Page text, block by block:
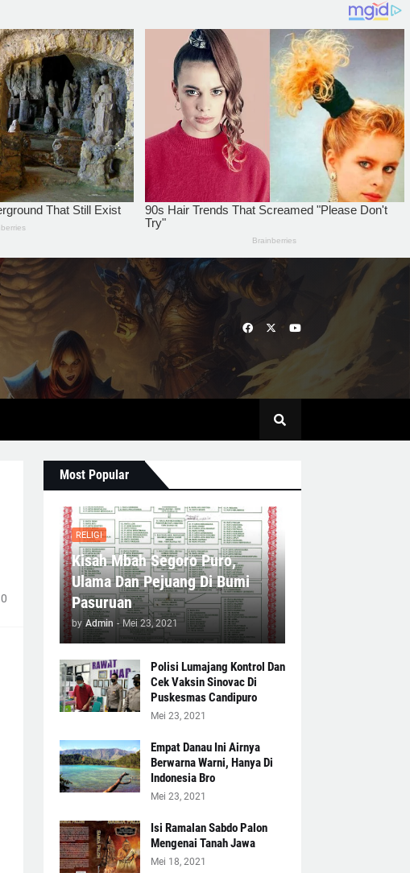
0
Most Popular
RELIGI
Kisah Mbah Segoro Puro,
Ulama Dan Pejuang Di Bumi
Pasuruan
by Admin - Mei 23, 2021
Polisi Lumajang Kontrol Dan
Cek Vaksin Sinovac Di
Puskesmas Candipuro
Mei 23, 2021
Empat Danau Ini Airnya
Berwarna Warni, Hanya Di
Indonesia Bro
Mei 23, 2021
Isi Ramalan Sabdo Palon
Mengenai Tanah Jawa
Mei 18, 2021